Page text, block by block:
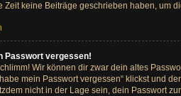
Zeit keine Beiträge geschrieben haben, um
Passwort vergessen!
Wir können dir zwar dein altes
mein Passwort vergessen“ klickst und
nicht in der Lage sein, dein Passwort